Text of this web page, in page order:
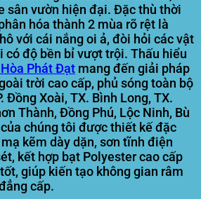
sân vườn hiện đại. Đặc thù thời
hóa thành 2 mùa rõ rệt là
với cái nắng oi ả, đòi hỏi các vật
có độ bền bỉ vượt trội. Thấu hiểu
Hòa Phát Đạt mang đến giải pháp
trời cao cấp, phủ sóng toàn bộ
Đồng Xoài, TX. Bình Long, TX.
Thành, Đồng Phú, Lộc Ninh, Bù
chúng tôi được thiết kế đặc
kẽm dày dặn, sơn tĩnh điện
kết hợp bạt Polyester cao cấp
giúp kiến tạo không gian râm
cấp.